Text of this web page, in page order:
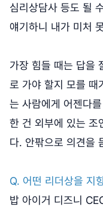
심리상담사 등도 될
얘기하니 내가 미처
가장 힘들 때는 답을
로 가야 할지 모를 때
는 사람에게 어젠다
한 건 외부에 있는 조
다. 안팎으로 의견을
Q. 어떤 리더상을 지
밥 아이거 디즈니